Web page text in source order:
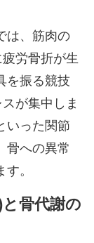
は、筋肉の
労骨折が生
を振る競技
が集中しま
いった関節
骨への異常
。
骨代謝の